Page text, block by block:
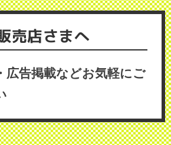
売店さまへ
広告掲載などお気軽にご